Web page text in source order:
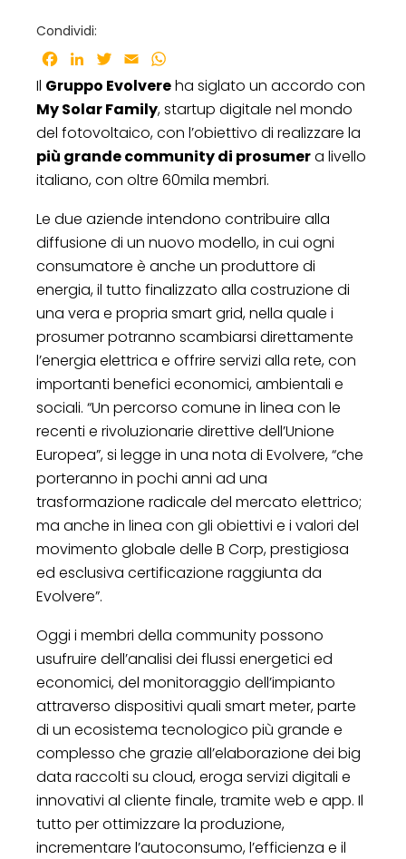
Condividi:
Facebook
LinkedInTwitter
Email
Il Gruppo Evolvereha siglato un accordo con
My Solar Family, startup digitale nel mondo
del fotovoltaico, con l’obiettivo di realizzare la
più grande community di prosumera livello
italiano, con oltre 60mila membri.
Le due aziende intendono contribuire alla
diffusione di un nuovo modello, in cui ogni
consumatore è anche un produttore di
energia, il tutto finalizzato alla costruzione di
una vera e propria smart grid, nella quale i
prosumer potranno scambiarsi direttamente
l’energia elettrica e offrire servizi alla rete, con
importanti benefici economici, ambientali e
sociali. “Un percorso comune in linea con le
recenti e rivoluzionarie direttive dell’Unione
Europea”, si legge in una nota di Evolvere, “che
porteranno in pochi anni ad una
trasformazione radicale del mercato elettrico;
ma anche in linea con gli obiettivi e i valori del
movimento globale delle B Corp, prestigiosa
ed esclusiva certificazione raggiunta da
Evolvere”.
Oggi i membri della community possono
usufruire dell’analisi dei flussi energetici ed
economici, del monitoraggio dell’impianto
attraverso dispositivi quali smart meter, parte
di un ecosistema tecnologico più grande e
complesso che grazie all’elaborazione dei big
data raccolti su cloud, eroga servizi digitali e
innovativi al cliente finale, tramite web e app. Il
tutto per ottimizzare la produzione,
incrementare l’autoconsumo, l’efficienza e il